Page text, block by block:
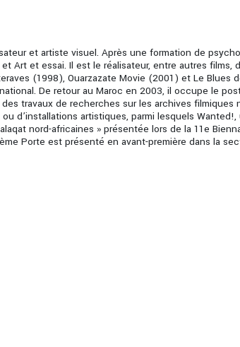
et artiste visuel. Après une formation de
Art et essai. Il est le réalisateur, entre autres films,
(1998), Ouarzazate Movie (2001) et Le Blues
De retour au Maroc en 2003, il occupe le
des travaux de recherches sur les archives
d’installations artistiques, parmi lesquels
nord-africaines » présentée lors de la 11e
Porte est présenté en avant-première dans la